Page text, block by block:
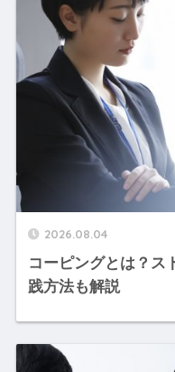
2026.08.04
コーピングとは？ス
践方法も解説